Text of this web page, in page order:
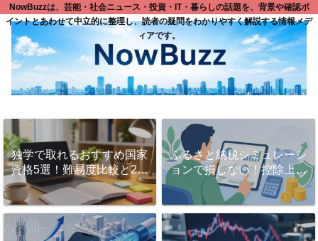
NowBuzzは、芸能・社会ニュース・投資・IT・暮らしの話題を、背景や確認ポ
イントとあわせて中立的に整理し、読者の疑問をわかりやすく解説する情報メデ
ィアです。
独学で取れるおすすめ国家
資格5選！難易度比較と2ヶ
月で一発合格する勉強法と
は？
ふるさと納税シミュレーシ
ョンで損しない！控除上限
額を正確に計算するコツと
活用法